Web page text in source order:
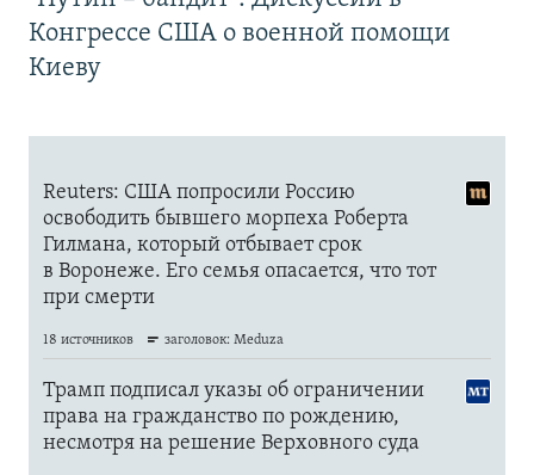
Конгрессе США о военной помощи
Киеву